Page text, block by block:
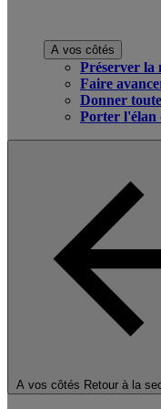
A vos côtés
Préserver la
Faire
Donner
Porter l'élan
A vos côtés Retour à la